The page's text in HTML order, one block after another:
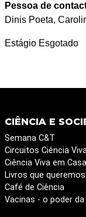
Pessoa de
Dinis Poeta,
Estágio Esgotado
CIÊNCIA E
Semana C&T
Circuitos Ciência
Ciência Viva em Casa
Livros que
Café de Ciência
Vacinas - o poder